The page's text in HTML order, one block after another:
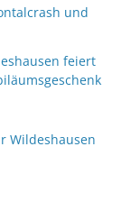
und
feiert
Wildeshausen